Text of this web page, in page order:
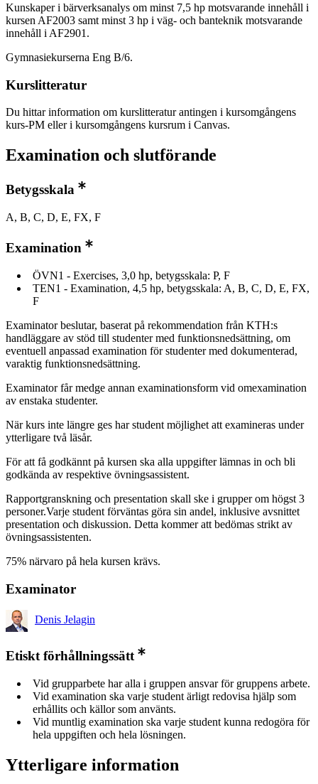
Kunskaper i bärverksanalys om minst 7,5 hp motsvarande innehåll i
kursen AF2003 samt minst 3 hp i väg- och banteknik motsvarande
innehåll i AF2901.
Gymnasiekurserna Eng B/6.
Kurslitteratur
Du hittar information om kurslitteratur antingen i kursomgångens
kurs-PM eller i kursomgångens kursrum i Canvas.
Examination och slutförande
Betygsskala
A, B, C, D, E, FX, F
Examination
ÖVN1 - Exercises, 3,0 hp, betygsskala: P, F
TEN1 - Examination, 4,5 hp, betygsskala: A, B, C, D, E, FX,
F
Examinator beslutar, baserat på rekommendation från KTH:s
handläggare av stöd till studenter med funktionsnedsättning, om
eventuell anpassad examination för studenter med dokumenterad,
varaktig funktionsnedsättning.
Examinator får medge annan examinationsform vid omexamination
av enstaka studenter.
När kurs inte längre ges har student möjlighet att examineras under
ytterligare två läsår.
För att få godkännt på kursen ska alla uppgifter lämnas in och bli
godkända av respektive övningsassistent.
Rapportgranskning och presentation skall ske i grupper om högst 3
personer.Varje student förväntas göra sin andel, inklusive avsnittet
presentation och diskussion. Detta kommer att bedömas strikt av
övningsassistenten.
75% närvaro på hela kursen krävs.
Examinator
Denis Jelagin
Etiskt förhållningssätt
Vid grupparbete har alla i gruppen ansvar för gruppens arbete.
Vid examination ska varje student ärligt redovisa hjälp som
erhållits och källor som använts.
Vid muntlig examination ska varje student kunna redogöra för
hela uppgiften och hela lösningen.
Ytterligare information